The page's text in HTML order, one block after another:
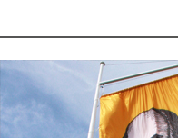
プ